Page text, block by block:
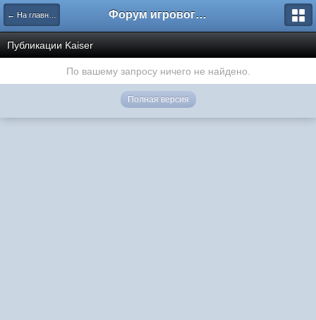
← На главную Форум игрового проекта Riverrise
Публикации Kaiser
По вашему запросу ничего не найдено.
Полная версия